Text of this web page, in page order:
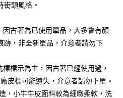
以下網址：
代理人或監護人之同意方可使用
辦者引起之損失，本公司不負相關責
額度不足之情形，本公司將視審查結果
人資訊註冊。若發現惡意使用之情形，
用戶之使用額度並採取法律行動。
街頭風格。
古著為已使用單品，大多會有顏
跡，非全新單品，介意者請勿下
標示為主，因古著已經使用過，
皮標可能遺失，介意者請勿下單。
，小牛牛皮面料較為細緻柔軟，洗